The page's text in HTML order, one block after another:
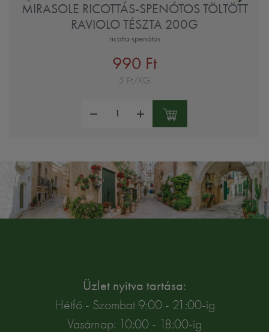
MIRASOLE RICOTTÁS-SPENÓTOS TÖLTÖTT
RAVIOLO TÉSZTA 200G
ricotta-spenótos
990 Ft
5 Ft/KG
Üzlet nyitva tartása:
Hétfő - Szombat 9:00 - 21:00-ig
Vasárnap: 10:00 - 18:00-ig